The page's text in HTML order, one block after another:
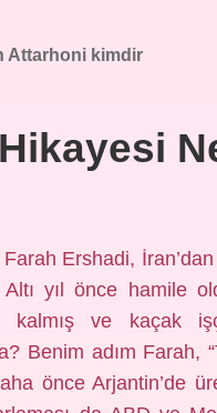
Attarhoni kimdir
Ershadi,
Altı yıl önce hamile
kalmış ve kaçak
Benim adım Farah,
önce Arjantin’de